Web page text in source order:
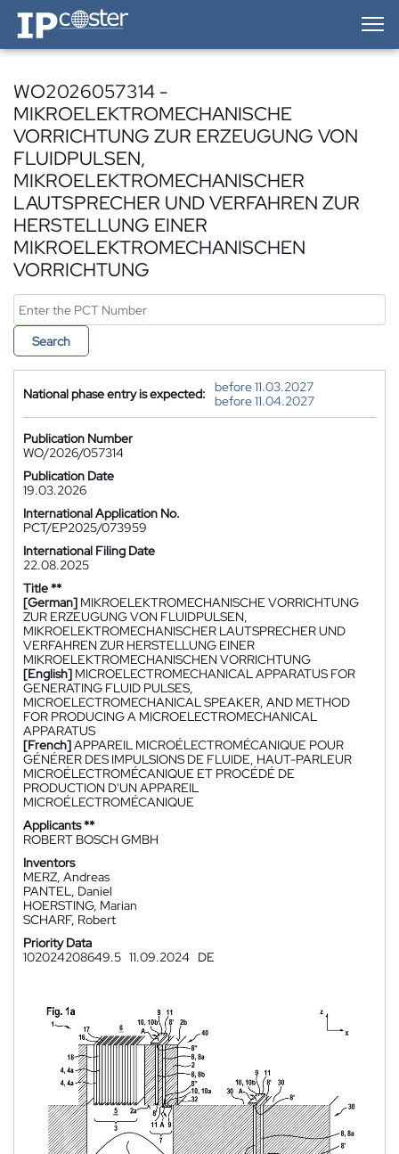
IP-Coster — Home
WO2026057314 -
MIKROELEKTROMECHANISCHE
VORRICHTUNG ZUR ERZEUGUNG VON
FLUIDPULSEN,
MIKROELEKTROMECHANISCHER
LAUTSPRECHER UND VERFAHREN ZUR
HERSTELLUNG EINER
MIKROELEKTROMECHANISCHEN
VORRICHTUNG
Search
National phase entry is expected:
before 11.03.2027
before 11.04.2027
Publication Number
WO/2026/057314
Publication Date
19.03.2026
International Application No.
PCT/EP2025/073959
International Filing Date
22.08.2025
Title **
[German] MIKROELEKTROMECHANISCHE VORRICHTUNG
ZUR ERZEUGUNG VON FLUIDPULSEN,
MIKROELEKTROMECHANISCHER LAUTSPRECHER UND
VERFAHREN ZUR HERSTELLUNG EINER
MIKROELEKTROMECHANISCHEN VORRICHTUNG
[English] MICROELECTROMECHANICAL APPARATUS FOR
GENERATING FLUID PULSES,
MICROELECTROMECHANICAL SPEAKER, AND METHOD
FOR PRODUCING A MICROELECTROMECHANICAL
APPARATUS
[French]APPAREIL MICROÉLECTROMÉCANIQUE POUR
GÉNÉRER DES IMPULSIONS DE FLUIDE, HAUT-PARLEUR
MICROÉLECTROMÉCANIQUE ET PROCÉDÉ DE
PRODUCTION D'UN APPAREIL
MICROÉLECTROMÉCANIQUE
Applicants **
ROBERT BOSCH GMBH
Inventors
MERZ, Andreas
PANTEL, Daniel
HOERSTING, Marian
SCHARF, Robert
Priority Data
102024208649.5 11.09.2024 DE